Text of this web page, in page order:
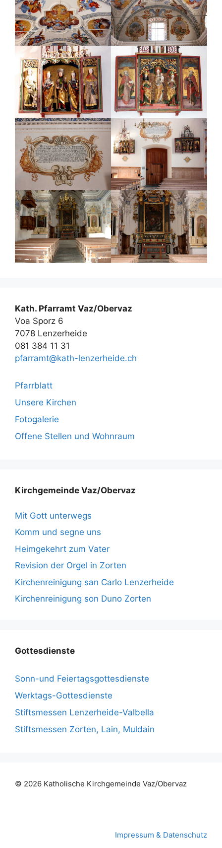
Kath. Pfarramt Vaz/Obervaz
Voa Sporz 6
7078 Lenzerheide
081 384 11 31
pfarramt@kath-lenzerheide.ch
Pfarrblatt
Unsere Kirchen
Fotogalerie
Offene Stellen und Wohnraum
Kirchgemeinde Vaz/Obervaz
Mit Gott unterwegs
Komm und segne uns
Heimgekehrt zum Vater
Revision der Orgel in Zorten
Kirchenreinigung san Carlo Lenzerheide
Kirchenreinigung son Duno Zorten
Gottesdienste
Sonn-und Feiertagsgottesdienste
Werktags-Gottesdienste
Stiftsmessen Lenzerheide-Valbella
Stiftsmessen Zorten, Lain, Muldain
© 2026 Katholische Kirchgemeinde Vaz/Obervaz
Impressum & Datenschutz